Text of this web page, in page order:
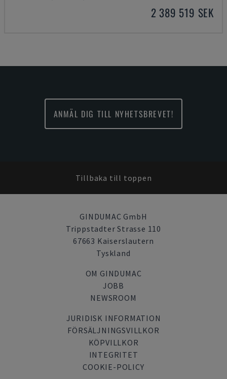
2 389 519 SEK
ANMÄL DIG TILL NYHETSBREVET!
Tillbaka till toppen
GINDUMAC GmbH
Trippstadter Strasse 110
67663 Kaiserslautern
Tyskland
OM GINDUMAC
JOBB
NEWSROOM
JURIDISK INFORMATION
FÖRSÄLJNINGSVILLKOR
KÖPVILLKOR
INTEGRITET
COOKIE-POLICY